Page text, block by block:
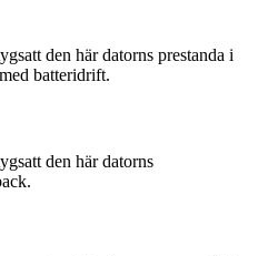
den här datorns prestanda i
batteridrift.
den här datorns